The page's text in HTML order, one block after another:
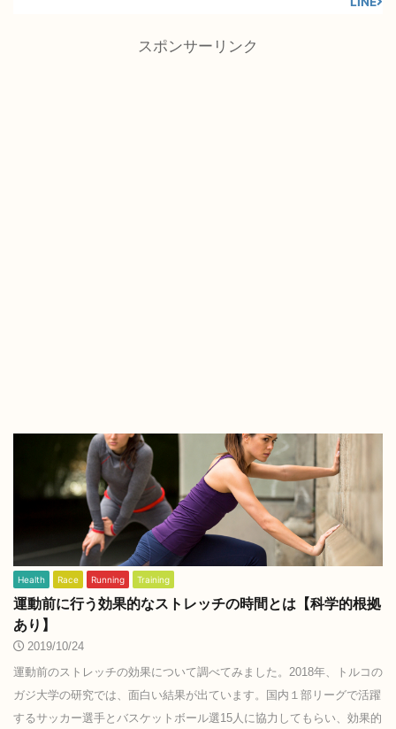
スポンサーリンク
Health Race Running Training
運動前に行う効果的なストレッチの時間とは【科学的根拠
あり】
2019/10/24
運動前のストレッチの効果について調べてみました。2018年、トルコの
ガジ大学の研究では、面白い結果が出ています。国内１部リーグで活躍
するサッカー選手とバスケットボール選15人に協力してもらい、効果的